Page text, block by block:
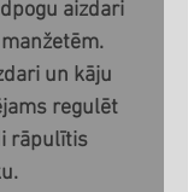
aizdari
un kāju
regulēt
rāpulītis